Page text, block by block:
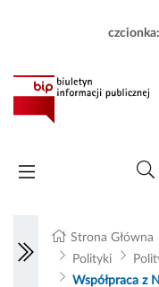
czcionka:
Strona Główna
Polityki
Współpraca z